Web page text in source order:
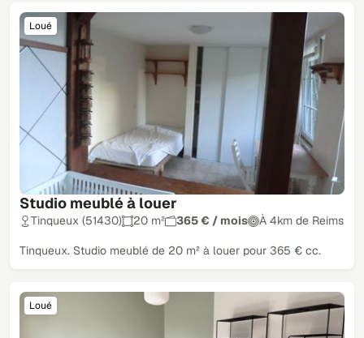
Studio meublé à louer
Loué
Tinqueux (51430) 20 m² 365 € / mois À 4km de Reims
Tinqueux. Studio meublé de 20 m² à louer pour 365 € cc.
Loué